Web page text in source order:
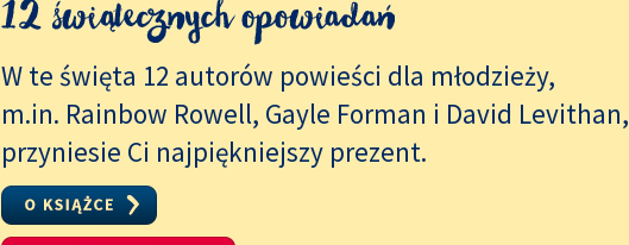
W te święta 12 autorów powieści dla młodzieży,
m.in. Rainbow Rowell, Gayle Forman i David Levithan,
przyniesie Ci najpiękniejszy prezent.